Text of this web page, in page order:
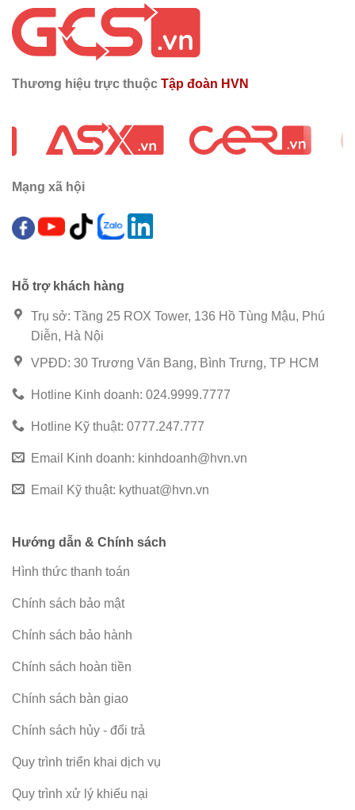
Thương hiệu trực thuộc Tập đoàn HVN
Mạng xã hội
Hỗ trợ khách hàng
Trụ sở: Tầng 25 ROX Tower, 136 Hồ Tùng Mậu, Phú
Diễn, Hà Nội
VPĐD: 30 Trương Văn Bang, Bình Trưng, TP HCM
Hotline Kinh doanh: 024.9999.7777
Hotline Kỹ thuật: 0777.247.777
Email Kinh doanh: kinhdoanh@hvn.vn
Email Kỹ thuật: kythuat@hvn.vn
Hướng dẫn & Chính sách
Hình thức thanh toán
Chính sách bảo mật
Chính sách bảo hành
Chính sách hoàn tiền
Chính sách bàn giao
Chính sách hủy - đổi trả
Quy trình triển khai dịch vụ
Quy trình xử lý khiếu nại